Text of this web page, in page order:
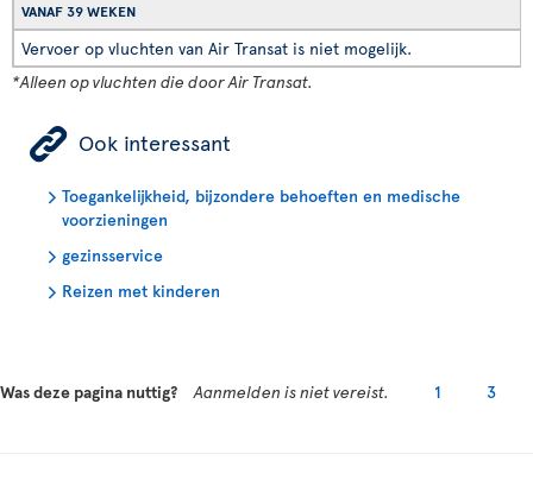
VANAF 39 WEKEN
Vervoer op vluchten van Air Transat is niet mogelijk.
*Alleen op vluchten die door Air Transat.
ÿ Ook interessant
Toegankelijkheid, bijzondere behoeften en medische
voorzieningen
gezinsservice
Reizen met kinderen
Was deze pagina nuttig? Aanmelden is niet vereist. 1 3